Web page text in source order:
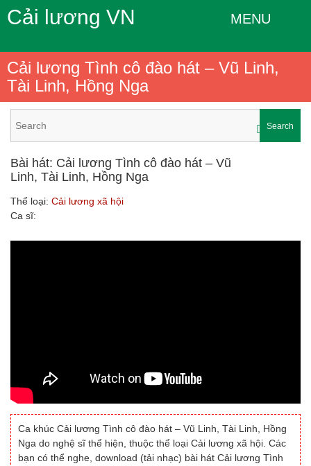
Cải lương VN MENU
Cải lương Tình cô đào hát – Vũ Linh,
Tài Linh, Hồng Nga
Search
Bài hát: Cải lương Tình cô đào hát – Vũ
Linh, Tài Linh, Hồng Nga
Thể loại: Cải lương xã hội
Ca sĩ:
Ca khúc Cải lương Tình cô đào hát – Vũ Linh, Tài Linh, Hồng
Nga do nghệ sĩ thể hiện, thuộc thể loại Cải lương xã hội. Các
bạn có thể nghe, download (tải nhạc) bài hát Cải lương Tình